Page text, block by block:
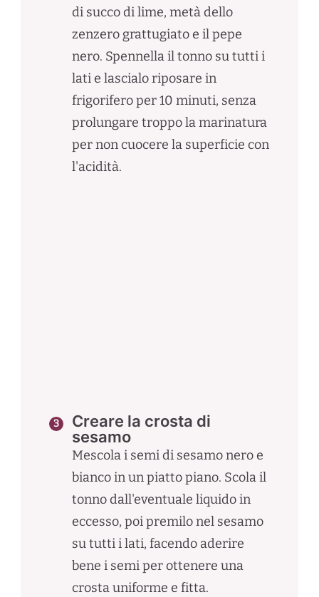
di succo di lime, metà dello
zenzero grattugiato e il pepe
nero. Spennella il tonno su tutti i
lati e lascialo riposare in
frigorifero per 10 minuti, senza
prolungare troppo la marinatura
per non cuocere la superficie con
l'acidità.
Creare la crosta di
sesamo
Mescola i semi di sesamo nero e
bianco in un piatto piano. Scola il
tonno dall'eventuale liquido in
eccesso, poi premilo nel sesamo
su tutti i lati, facendo aderire
bene i semi per ottenere una
crosta uniforme e fitta.